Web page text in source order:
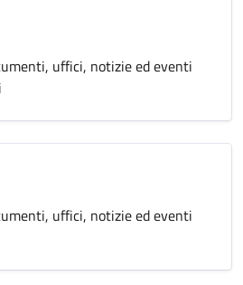
uffici, notizie ed eventi
uffici, notizie ed eventi